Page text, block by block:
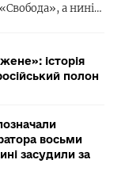
а нині…
історія
полон
восьми
засудили за